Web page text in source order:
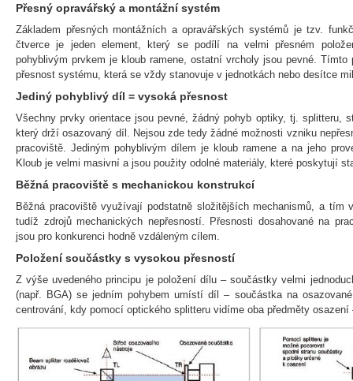
Přesný opravářský a montážní systém
Základem přesných montážních a opravářských systémů je tzv.
čtverce je jeden element, který se podílí na velmi přesném
pohyblivým prvkem je kloub ramene, ostatní vrcholy jsou pevné. Tímto
přesnost systému, která se vždy stanovuje v jednotkách nebo desítce
Jediný pohyblivý díl = vysoká přesnost
Všechny prvky orientace jsou pevné, žádný pohyb optiky, tj. splitteru,
který drží osazovaný díl. Nejsou zde tedy žádné možnosti vzniku
pracoviště. Jediným pohyblivým dílem je kloub ramene a na jeho
Kloub je velmi masivní a jsou použity odolné materiály, které poskytují
Běžná pracoviště s mechanickou konstrukcí
Běžná pracoviště využívají podstatně složitějších mechanismů, a tím
tudíž zdrojů mechanických nepřesností. Přesnosti dosahované na
jsou pro konkurenci hodně vzdáleným cílem.
Položení součástky s vysokou přesností
Z výše uvedeného principu je položení dílu – součástky velmi
(např. BGA) se jedním pohybem umístí díl – součástka na
centrování, kdy pomocí optického splitteru vidíme oba předměty